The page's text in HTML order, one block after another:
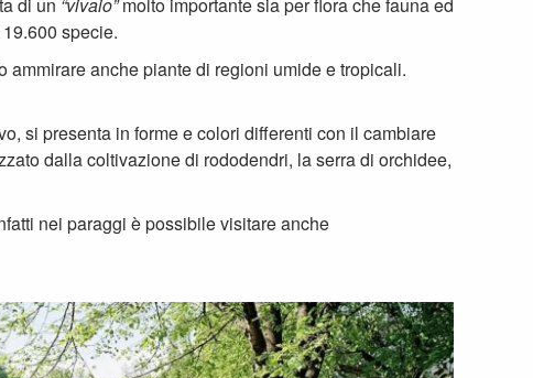
riserva mentre si sta bevendo un bicchiere delle